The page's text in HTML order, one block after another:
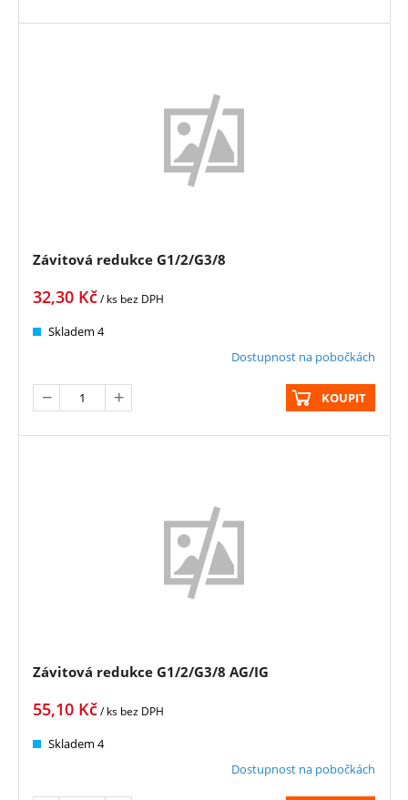
Závitová redukce G1/2/G3/8
32,30 Kč/ ks bez DPH
Skladem 4
Dostupnost na pobočkách
KOUPIT
Závitová redukce G1/2/G3/8 AG/IG
55,10 Kč/ ks bez DPH
Skladem 4
Dostupnost na pobočkách